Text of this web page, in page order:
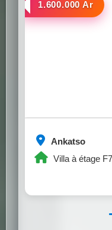
Ankatso
Villa à étage
a louer
1.600.000 Ar